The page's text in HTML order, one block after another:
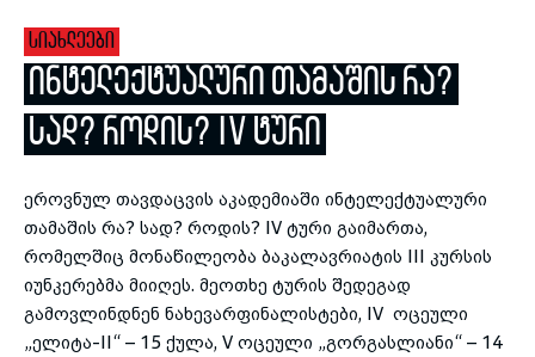
toggle submenu
toggle submenu
ᲡᲘᲐᲮᲚᲔᲔᲑᲘ
ᲘᲜᲢᲔᲚᲔᲥᲢᲣᲐᲚᲣᲠᲘ ᲗᲐᲛᲐᲨᲘᲡ ᲠᲐ?
ᲡᲐᲓ? ᲠᲝᲓᲘᲡ? IV ᲢᲣᲠᲘ
ეროვნულ თავდაცვის აკადემიაში ინტელექტუალური
თამაშის რა? სად? როდის? IV ტური გაიმართა,
რომელშიც მონაწილეობა ბაკალავრიატის III კურსის
იუნკერებმა მიიღეს. მეოთხე ტურის შედეგად
გამოვლინდნენ ნახევარფინალისტები, IV ოცეული
„ელიტა-II“ – 15 ქულა, V ოცეული „გორგასლიანი“ – 14